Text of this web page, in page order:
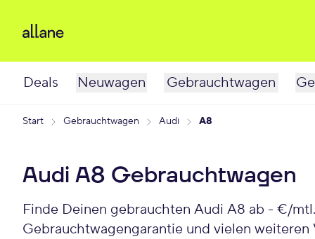
Deals Neuwagen Gebrauchtwagen
Start Gebrauchtwagen Audi A8
Audi A8 Gebrauchtwagen
Finde Deinen gebrauchten Audi A8 ab - €/
Gebrauchtwagengarantie und vielen